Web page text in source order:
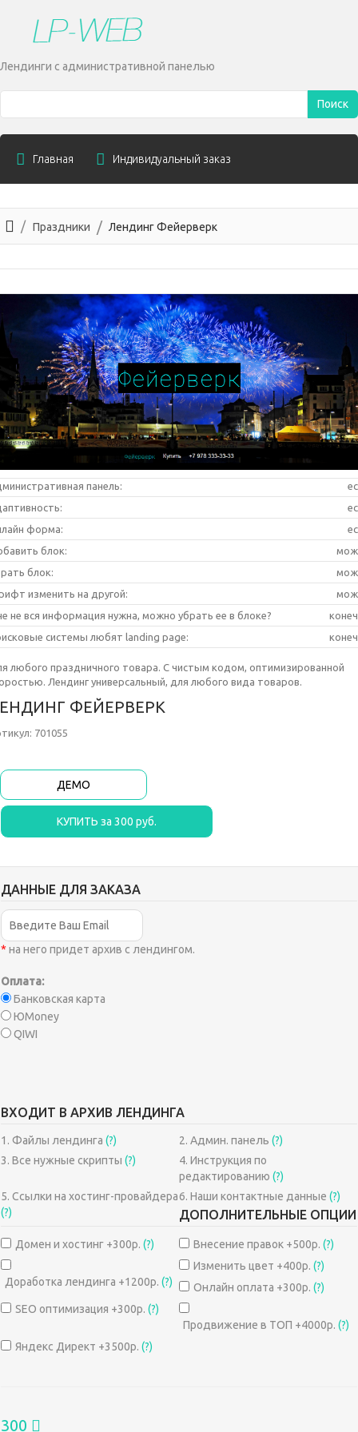
Лендинги с административной панелью
Поиск
Главная Индивидуальный заказ
Праздники Лендинг Фейерверк
панель:
форма:
блок:
блок:
изменить на другой:
не вся информация нужна, можно убрать ее в блоке?
системы любят landing page:
любого праздничного товара. С чистым кодом, оптимизированной
Лендинг универсальный, для любого вида товаров.
ФЕЙЕРВЕРК
701055
ДЕМО
ДАННЫЕ ДЛЯ ЗАКАЗА
* на него придет архив с лендингом.
Оплата:
Банковская карта
ЮMoney
QIWI
ВХОДИТ В АРХИВ ЛЕНДИНГА
1. Файлы лендинга (?) 2. Админ. панель (?)
3. Все нужные скрипты (?)
4. Инструкция по
редактированию (?)
5. Ссылки на хостинг-провайдера
(?)
6. Наши контактные данные (?)
ДОПОЛНИТЕЛЬНЫЕ ОПЦИИ
Домен и хостинг +300р. (?) Внесение правок +500р. (?)
Доработка лендинга +1200р. (?)
Изменить цвет +400р. (?)
Онлайн оплата +300р. (?)
SEO оптимизация +300р. (?)
Продвижение в ТОП +4000р. (?)
Яндекс Директ +3500р. (?)
300